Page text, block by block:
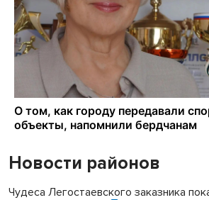
Новости районов
Чудеса Легостаевского заказника